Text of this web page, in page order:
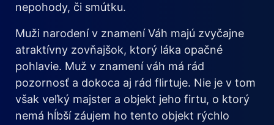
nepohody, či smútku.
Muži narodení v znamení Váh majú zvyčajne
atraktívny zovňajšok, ktorý láka opačné
pohlavie. Muž v znamení váh má rád
pozornosť a dokoca aj rád flirtuje. Nie je v tom
však veľký majster a objekt jeho firtu, o ktorý
nemá hĺbší záujem ho tento objekt rýchlo